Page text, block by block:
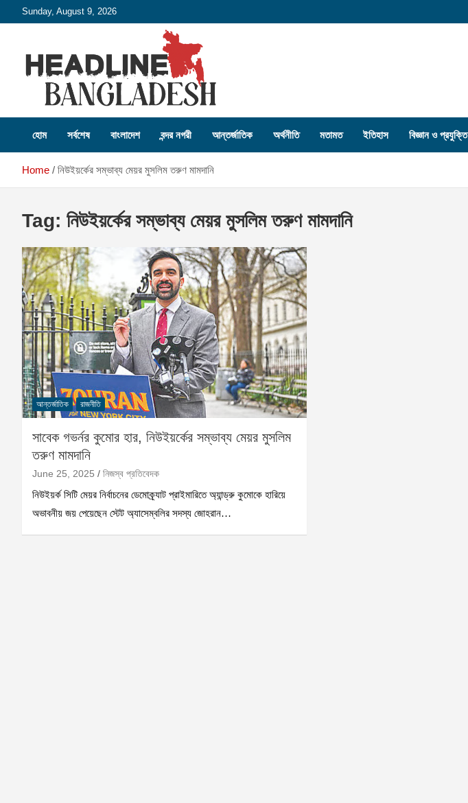
to
Sunday, August 9, 2026
Headline Bangladesh
হোম
সর্বশেষ বাংলাদেশ বন্দর নগরী আন্তর্জাতিক অর্থনীতি মতামত ইতিহাস বিজ্ঞান ও প্রযুক্তি
Home নিউইয়র্কের সম্ভাব্য মেয়র মুসলিম তরুণ মামদানি
Tag: নিউইয়র্কের সম্ভাব্য মেয়র মুসলিম তরুণ মামদানি
আন্তর্জাতিক রাজনীতি
সাবেক গভর্নর কুমোর হার, নিউইয়র্কের সম্ভাব্য মেয়র মুসলিম
তরুণ মামদানি
June 25, 2025
নিজস্ব প্রতিবেদক
নিউইয়র্ক সিটি মেয়র নির্বাচনের ডেমোক্র্যাট প্রাইমারিতে অ্যান্ড্রু কুমোকে হারিয়ে
অভাবনীয় জয় পেয়েছেন স্টেট অ্যাসেম্বলির সদস্য জোহরান…